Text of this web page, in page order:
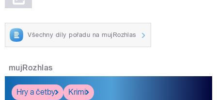
Všechny díly pořadu na mujRozhlas
mujRozhlas
Hry a četby
Krimi